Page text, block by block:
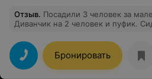
Отзыв. Посадили 3 человек за
Диванчик на 2 человек и пуфик.
человек и потом за них садили
Заранее вечером позвонили и
Моти. Сказали будет, не
Утром Моти не было(( В гардеробе
Бронировать